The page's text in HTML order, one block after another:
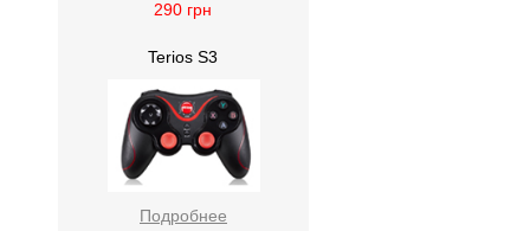
290 грн
Terios S3
Подробнее